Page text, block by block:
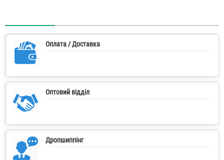
Оплата / Доставка
Оптовий відділ
Дропшиппінг